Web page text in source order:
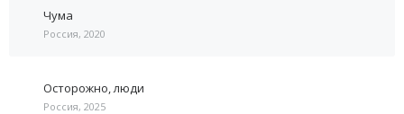
Чума
Россия, 2020
Осторожно, люди
Россия, 2025